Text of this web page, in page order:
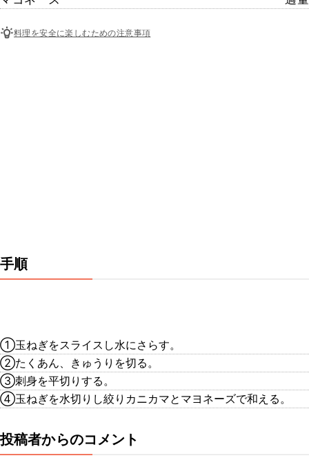
料理を安全に楽しむための注意事項
手順
①玉ねぎをスライスし水にさらす。
②たくあん、きゅうりを切る。
③刺身を平切りする。
④玉ねぎを水切りし絞りカニカマとマヨネーズで和える。
投稿者からのコメント